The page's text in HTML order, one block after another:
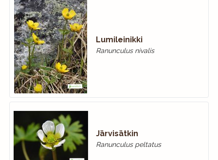
Lumileinikki
Ranunculus nivalis
Järvisätkin
Ranunculus peltatus